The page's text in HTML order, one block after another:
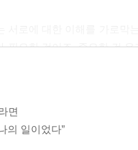
필요한 것이죠. 중요한 건
는 왜 존재하는 것인가?
면
의 일이었다”